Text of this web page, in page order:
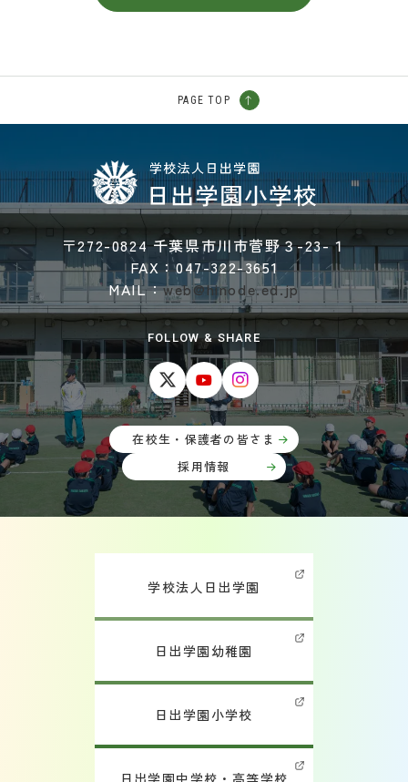
PAGE TOP
〒272-0824 千葉県市川市菅野３-23-１
FAX：047-322-3651
MAIL：web@hinode.ed.jp
FOLLOW & SHARE
在校生・保護者の皆さま
採用情報
学校法人日出学園
日出学園幼稚園
日出学園小学校
日出学園中学校・高等学校